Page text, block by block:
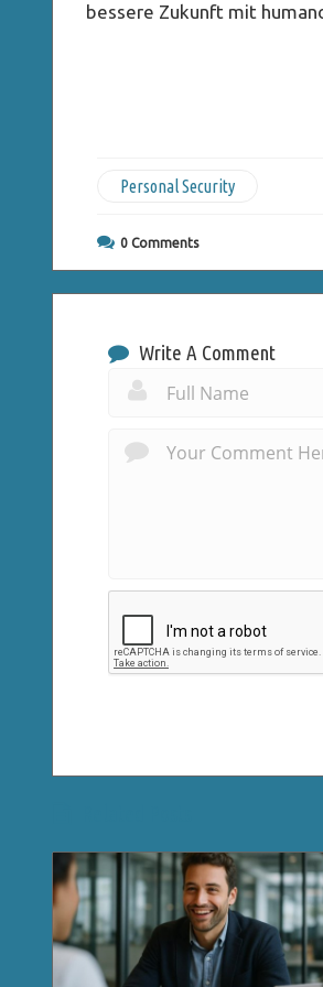
bessere Zukunft mit
Personal Security
0 Comments
Write A Comment